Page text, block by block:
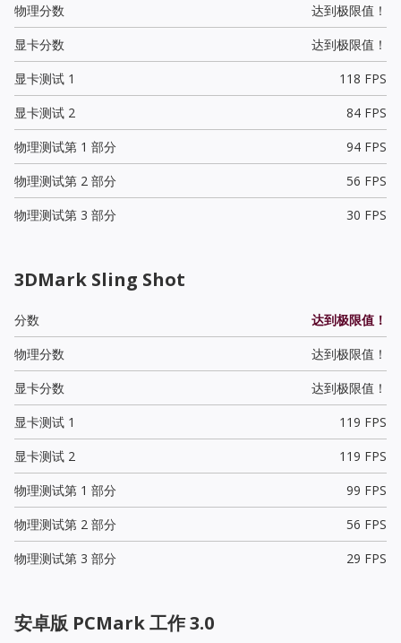
物理分数
达到极限值！
显卡分数
达到极限值！
显卡测试 1
118 FPS
显卡测试 2
84 FPS
物理测试第 1 部分
94 FPS
物理测试第 2 部分
56 FPS
物理测试第 3 部分
30 FPS
3DMark Sling Shot
分数
达到极限值！
物理分数
达到极限值！
显卡分数
达到极限值！
显卡测试 1
119 FPS
显卡测试 2
119 FPS
物理测试第 1 部分
99 FPS
物理测试第 2 部分
56 FPS
物理测试第 3 部分
29 FPS
安卓版 PCMark 工作 3.0